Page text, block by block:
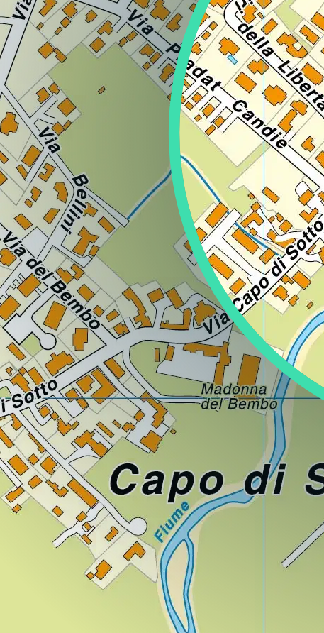
Regione
Sicilia
Regione
Toscana
Regione
Trentino-Alto Adige
Umbria
Regione
Valle d'Aosta
Regione
Veneto
Regione